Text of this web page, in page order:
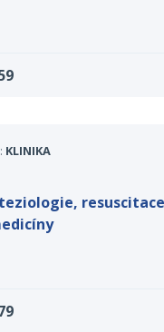
KLINIKA